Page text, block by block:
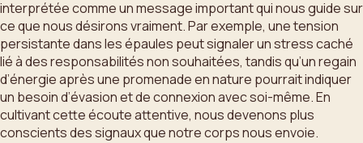
interprétée comme un message important qui nous guide sur
ce que nous désirons vraiment. Par exemple, une tension
persistante dans les épaules peut signaler un stress caché
lié à des responsabilités non souhaitées, tandis qu’un regain
d’énergie après une promenade en nature pourrait indiquer
un besoin d’évasion et de connexion avec soi-même. En
cultivant cette écoute attentive, nous devenons plus
conscients des signaux que notre corps nous envoie.